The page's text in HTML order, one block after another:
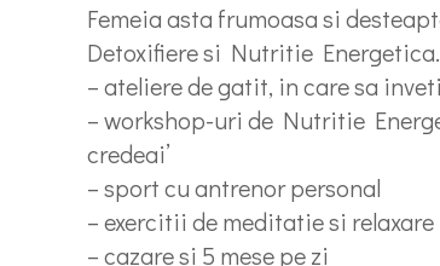
Femeia asta frumoasa si
Detoxifiere si Nutritie
– ateliere de gatit, in care sa
– workshop-uri de Nutritie
credeai’
– sport cu antrenor personal
– exercitii de meditatie si relaxare
– cazare si 5 mese pe zi